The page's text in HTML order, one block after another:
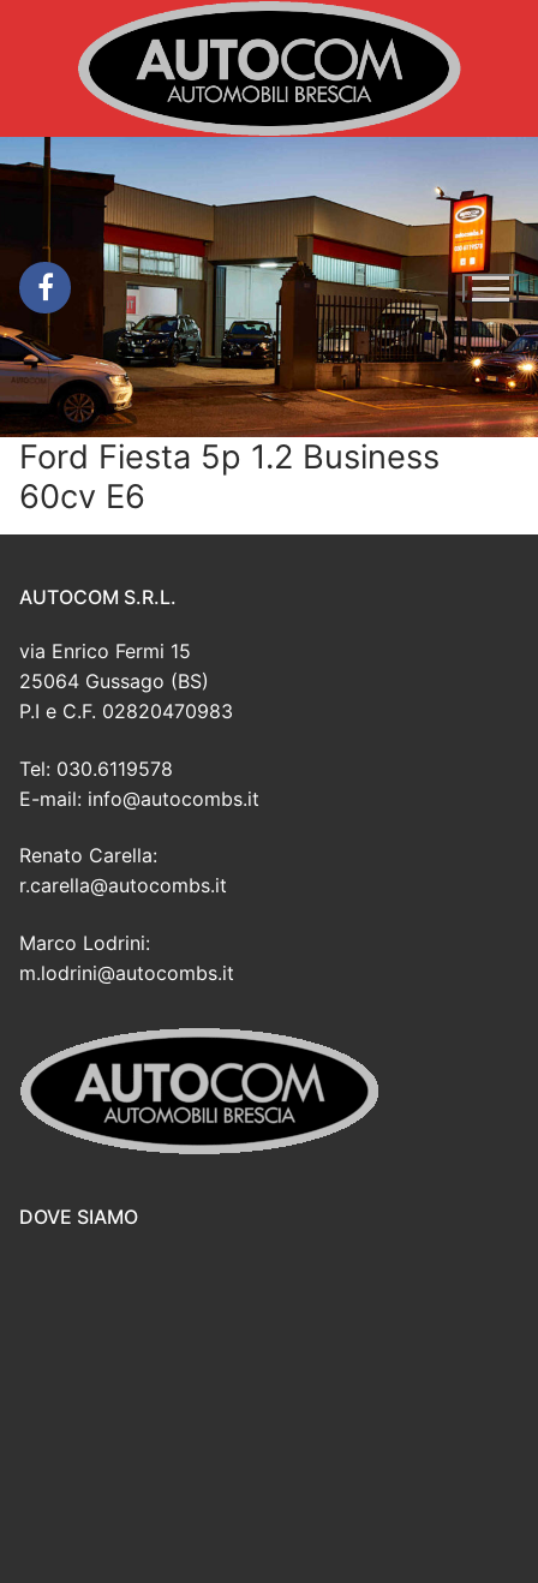
contenuto
Ford Fiesta 5p 1.2 Business
60cv E6
AUTOCOM S.R.L.
via Enrico Fermi 15
25064 Gussago (BS)
P.I e C.F. 02820470983
Tel: 030.6119578
E-mail: info@autocombs.it
Renato Carella:
r.carella@autocombs.it
Marco Lodrini:
m.lodrini@autocombs.it
DOVE SIAMO